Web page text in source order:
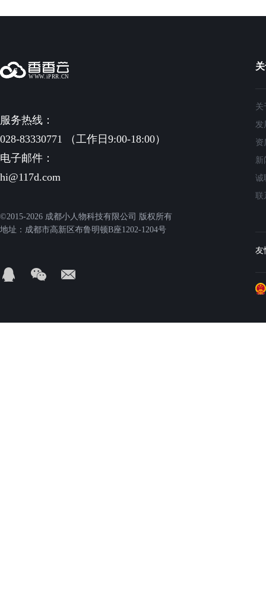
服务热线：
028-83330771 （工作日9:00-18:00）
电子邮件：
hi@117d.com
©2015-2026 成都小人物科技有限公司 版权所有
地址：成都市高新区布鲁明顿B座1202-1204号
关
发
资
新
诚
联